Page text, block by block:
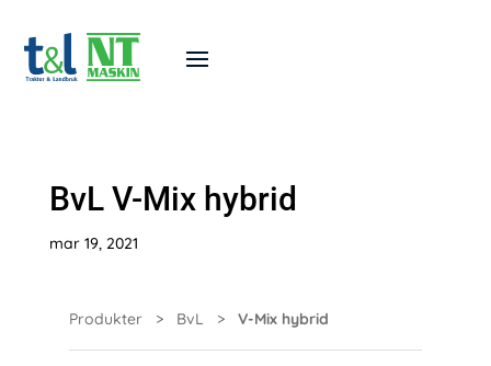
BvL V-Mix hybrid
mar 19, 2021
Produkter> BvL > V-Mix hybrid